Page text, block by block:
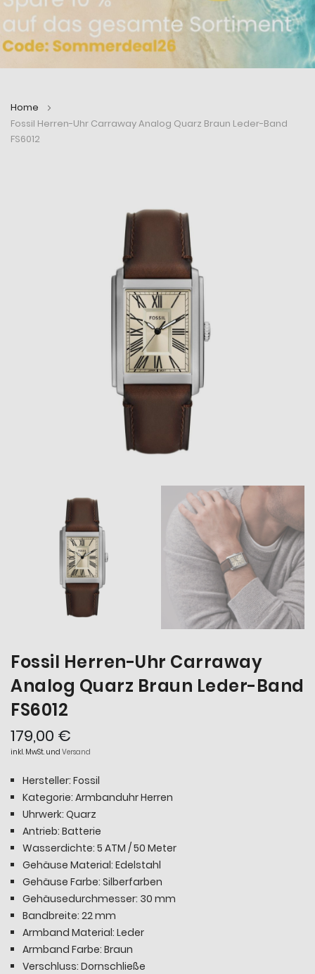
Home
Fossil Herren-Uhr Carraway Analog Quarz Braun Leder-Band
FS6012
Fossil Herren-Uhr Carraway
Analog Quarz Braun Leder-Band
FS6012
179,00 €
inkl. MwSt. und Versand
Hersteller: Fossil
Kategorie: Armbanduhr Herren
Uhrwerk: Quarz
Antrieb: Batterie
Wasserdichte: 5 ATM / 50 Meter
Gehäuse Material: Edelstahl
Gehäuse Farbe: Silberfarben
Gehäusedurchmesser: 30 mm
Bandbreite: 22 mm
Armband Material: Leder
Armband Farbe: Braun
Verschluss: Dornschließe